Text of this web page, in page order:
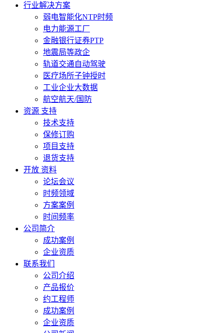
行业解决方案
弱电智能化NTP时频
电力能源工厂
金融银行证券PTP
地震局等政企
轨道交通自动驾驶
医疗场所子钟授时
工业企业大数据
航空航天/国防
资源 支持
技术支持
保修订购
项目支持
退货支持
开放 资料
论坛会议
时频领域
方案案例
时间频率
公司简介
成功案例
企业资质
联系我们
公司介绍
产品报价
约工程师
成功案例
企业资质